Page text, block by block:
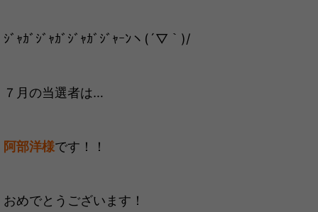
ｼﾞｬｶﾞｼﾞｬｶﾞｼﾞｬｶﾞｼﾞｬｰﾝヽ(´▽｀)/
７月の当選者は…
阿部洋様です！！
おめでとうございます！